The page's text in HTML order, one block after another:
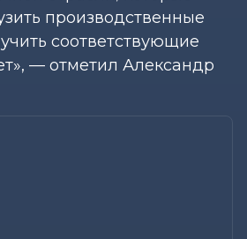
производственные
соответствующие
— отметил Александр